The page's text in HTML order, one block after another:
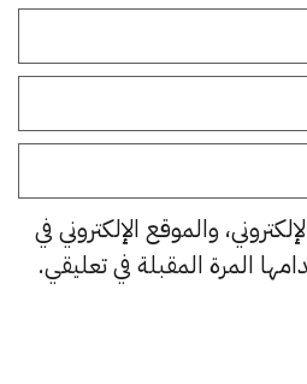
والموقع الإلكتروني في
المرة المقبلة في تعليقي.